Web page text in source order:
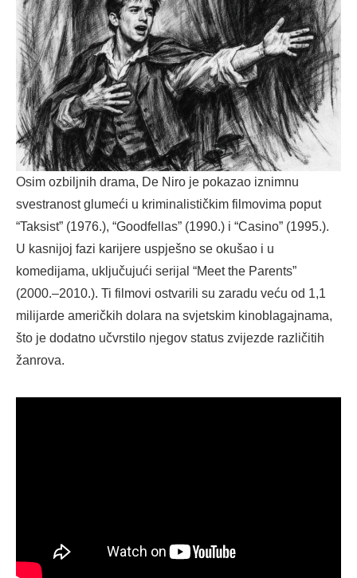
Osim ozbiljnih drama, De Niro je pokazao iznimnu
svestranost glumeći u kriminalističkim filmovima poput
“Taksist” (1976.), “Goodfellas” (1990.) i “Casino” (1995.).
U kasnijoj fazi karijere uspješno se okušao i u
komedijama, uključujući serijal “Meet the Parents”
(2000.–2010.). Ti filmovi ostvarili su zaradu veću od 1,1
milijarde američkih dolara na svjetskim kinoblagajnama,
što je dodatno učvrstilo njegov status zvijezde različitih
žanrova.